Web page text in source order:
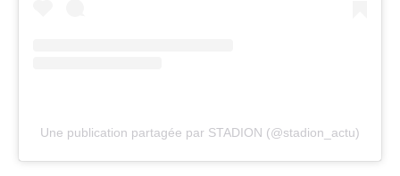
Une publication partagée par STADION (@stadion_actu)